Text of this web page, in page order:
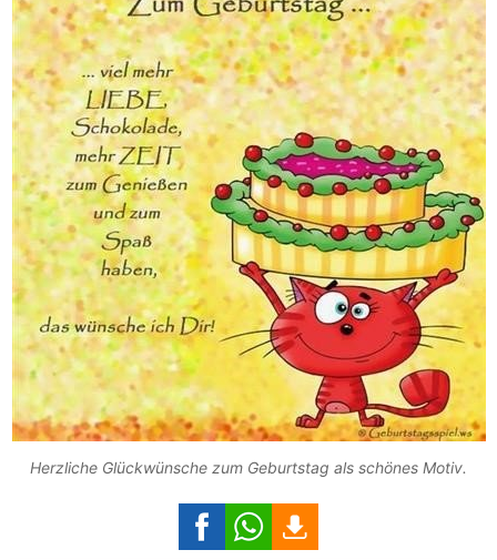
Herzliche Glückwünsche zum Geburtstag als schönes Motiv.